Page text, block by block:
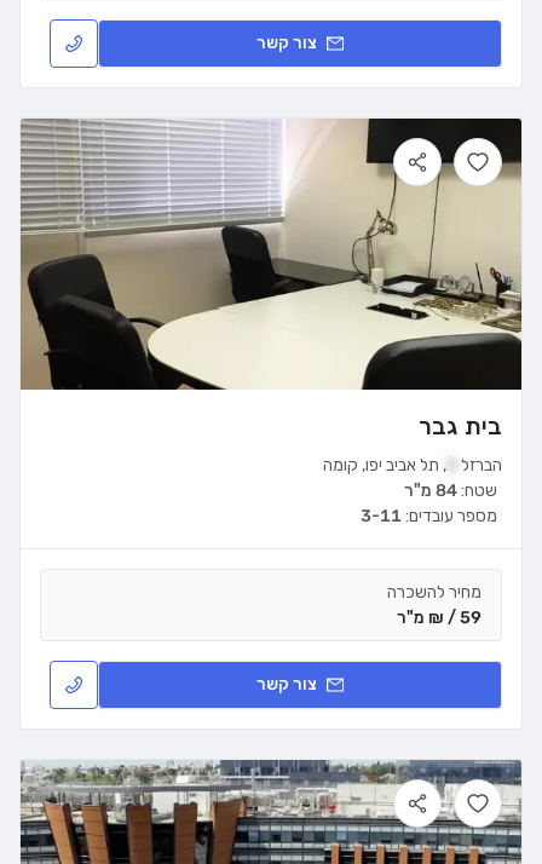
צור קשר
בית גבר
הברזל , תל אביב יפו, קומה
שטח:84 מ"ר
מספר עובדים:3-11
מחיר להשכרה
59 / ₪ מ"ר
צור קשר